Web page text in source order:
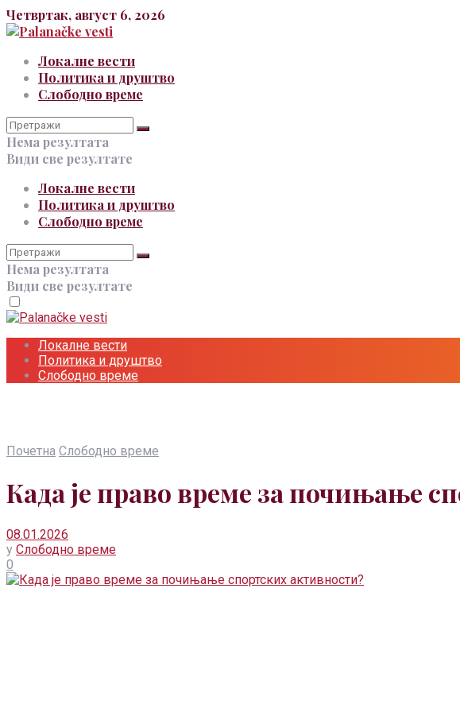
Четвртак, август 6, 2026
Локалне вести
Политика и друштво
Слободно време
Нема резултата
Види све резултате
Локалне вести
Политика и друштво
Слободно време
Нема резултата
Види све резултате
Локалне вести
Политика и друштво
Слободно време
Почетна Слободно време
Када је право време за почињање
08.01.2026
у Слободно време
0